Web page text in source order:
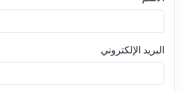
البريد الإلكتروني